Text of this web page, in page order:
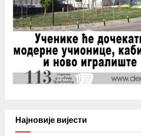
Најновије вијести